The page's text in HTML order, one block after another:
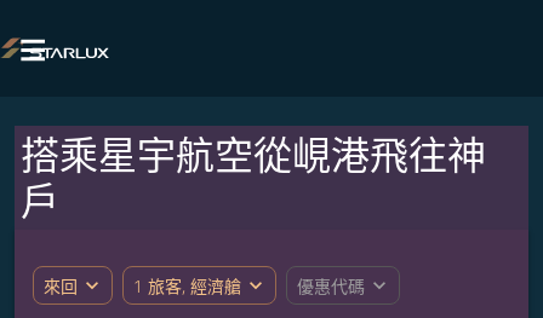

搭乘星宇航空從峴港飛往神
戶
來回 expand_more 1 旅客, 經濟艙 expand_more 優惠代碼 expand_more